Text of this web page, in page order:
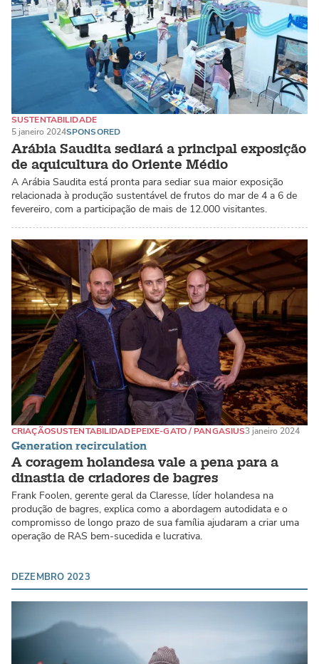
Arábia Saudita sediará a principal exposição
de aquicultura do Oriente Médio
SUSTENTABILIDADE
SISTEMAS DE AQUICULTURA RECIRCULANTE (RAS)
SALMÃO ATLÂNTICO
5 janeiro 2024SPONSORED
A Arábia Saudita está pronta para sediar sua maior exposição
relacionada à produção sustentável de frutos do mar de 4 a 6 de
fevereiro, com a participação de mais de 12.000 visitantes.
Generation recirculation
A coragem holandesa vale a pena para a
dinastia de criadores de bagres
CRIAÇÃOSUSTENTABILIDADEPEIXE-GATO / PANGASIUS3 janeiro 2024
Frank Foolen, gerente geral da Claresse, líder holandesa na
produção de bagres, explica como a abordagem autodidata e o
compromisso de longo prazo de sua família ajudaram a criar uma
operação de RAS bem-sucedida e lucrativa.
DEZEMBRO 2023